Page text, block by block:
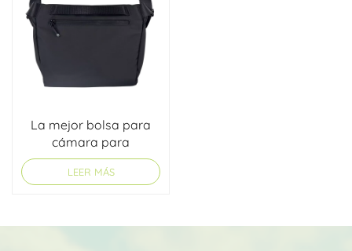
La mejor bolsa para
cámara para
senderismo
LEER MÁS